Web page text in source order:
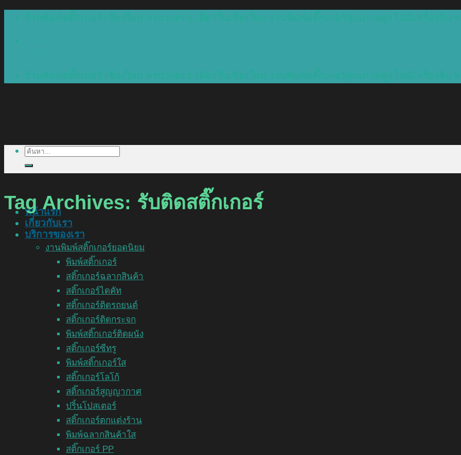
หน้าแรก
เกี่ยวกับเรา
บริการของเรา
งานพิมพ์สติ๊กเกอร์ยอดนิยม
พิมพ์สติ๊กเกอร์
สติ๊กเกอร์ฉลากสินค้า
สติ๊กเกอร์ไดคัท
สติ๊กเกอร์ติดรถยนต์
สติ๊กเกอร์ติดกระจก
พิมพ์สติ๊กเกอร์ติดผนัง
สติ๊กเกอร์ซีทรู
พิมพ์สติ๊กเกอร์ใส
สติ๊กเกอร์โลโก้
สติ๊กเกอร์สูญญากาศ
ปริ้นโปสเตอร์
สติ๊กเกอร์ตกแต่งร้าน
พิมพ์ฉลากสินค้าใส
สติ๊กเกอร์ PP
ค้นหา:
Tag Archives: รับติดสติ๊กเกอร์